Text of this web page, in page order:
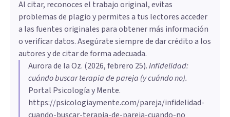
Al citar, reconoces el trabajo original, evitas
problemas de plagio y permites a tus lectores acceder
a las fuentes originales para obtener más información
o verificar datos. Asegúrate siempre de dar crédito a los
autores y de citar de forma adecuada.
Aurora de la Oz. (2026, febrero 25).Infidelidad:
cuándo buscar terapia de pareja (y cuándo no).
Portal Psicología y Mente.
https://psicologiaymente.com/pareja/infidelidad-